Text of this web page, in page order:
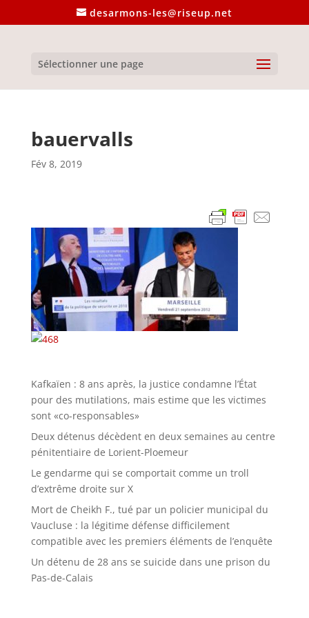
desarmons-les@riseup.net
Sélectionner une page
bauervalls
Fév 8, 2019
Kafkaïen : 8 ans après, la justice condamne l’État
pour des mutilations, mais estime que les victimes
sont «co-responsables»
Deux détenus décèdent en deux semaines au centre
pénitentiaire de Lorient-Ploemeur
Le gendarme qui se comportait comme un troll
d’extrême droite sur X
Mort de Cheikh F., tué par un policier municipal du
Vaucluse : la légitime défense difficilement
compatible avec les premiers éléments de l’enquête
Un détenu de 28 ans se suicide dans une prison du
Pas-de-Calais